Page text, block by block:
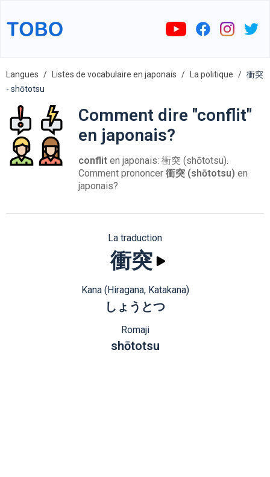
Langues Listes de vocabulaire en japonais La politique
衝突
- shōtotsu
Comment dire "conflit"
en japonais?
conflit en japonais: 衝突 (shōtotsu).
Comment prononcer 衝突 (shōtotsu) en
japonais?
La traduction
衝突
Kana (Hiragana, Katakana)
しょうとつ
Romaji
shōtotsu